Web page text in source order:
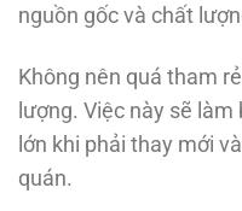
nguồn gốc và chất
Không nên quá tham
lượng. Việc này sẽ
lớn khi phải thay mới
quán.